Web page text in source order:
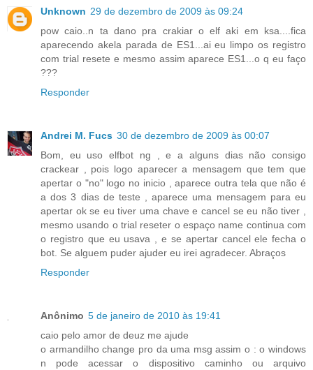
Unknown 29 de dezembro de 2009 às 09:24
pow caio..n ta dano pra crakiar o elf aki em ksa....fica
aparecendo akela parada de ES1...ai eu limpo os registro
com trial resete e mesmo assim aparece ES1...o q eu faço
???
Responder
Andrei M. Fucs 30 de dezembro de 2009 às 00:07
Bom, eu uso elfbot ng , e a alguns dias não consigo
crackear , pois logo aparecer a mensagem que tem que
apertar o "no" logo no inicio , aparece outra tela que não é
a dos 3 dias de teste , aparece uma mensagem para eu
apertar ok se eu tiver uma chave e cancel se eu não tiver ,
mesmo usando o trial reseter o espaço name continua com
o registro que eu usava , e se apertar cancel ele fecha o
bot. Se alguem puder ajuder eu irei agradecer. Abraços
Responder
Anônimo 5 de janeiro de 2010 às 19:41
caio pelo amor de deuz me ajude
o armandilho change pro da uma msg assim o : o windows
n pode acessar o dispositivo caminho ou arquivo